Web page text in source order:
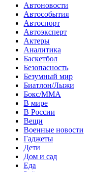
Автоновости
Автособытия
Автоспорт
Автоэксперт
Актеры
Аналитика
Баскетбол
Безопасность
Безумный мир
Биатлон/Лыжи
Бокс/MMA
В мире
В России
Вещи
Военные новости
Гаджеты
Дети
Дом и сад
Еда